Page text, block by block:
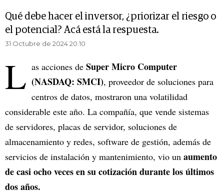
Qué debe hacer el inversor, ¿priorizar el riesgo o
el potencial? Acá está la respuesta.
31 Octubre de 2024 20.10
L as acciones de Super Micro Computer
(NASDAQ: SMCI), proveedor de soluciones para
centros de datos, mostraron una volatilidad
considerable este año. La compañía, que vende sistemas
de servidores, placas de servidor, soluciones de
almacenamiento y redes, software de gestión, además de
servicios de instalación y mantenimiento, vio un aumento
de casi ocho veces en su cotización durante los últimos
dos años.